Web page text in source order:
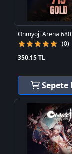
Onmyoji Arena
(0)
350.15 TL
Sepete